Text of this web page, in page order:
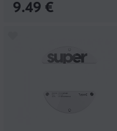
9.49 €